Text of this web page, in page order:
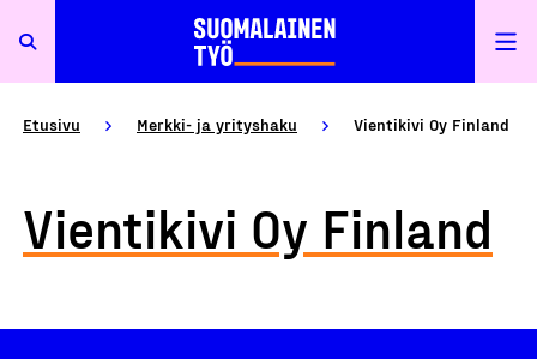
Etusivu Merkki- ja yrityshaku Vientikivi Oy Finland
Vientikivi Oy Finland